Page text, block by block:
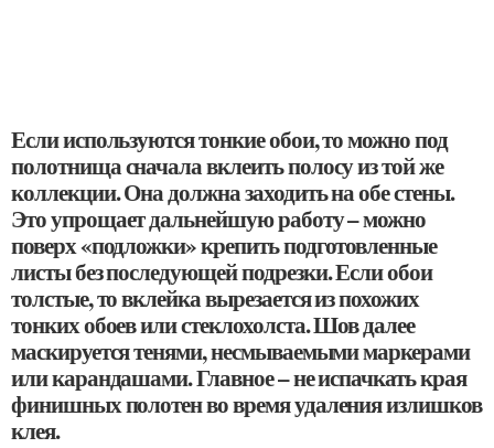
Если используются тонкие обои, то можно под
полотнища сначала вклеить полосу из той же
коллекции. Она должна заходить на обе стены.
Это упрощает дальнейшую работу – можно
поверх «подложки» крепить подготовленные
листы без последующей подрезки. Если обои
толстые, то вклейка вырезается из похожих
тонких обоев или стеклохолста. Шов далее
маскируется тенями, несмываемыми маркерами
или карандашами. Главное – не испачкать края
финишных полотен во время удаления излишков
клея.